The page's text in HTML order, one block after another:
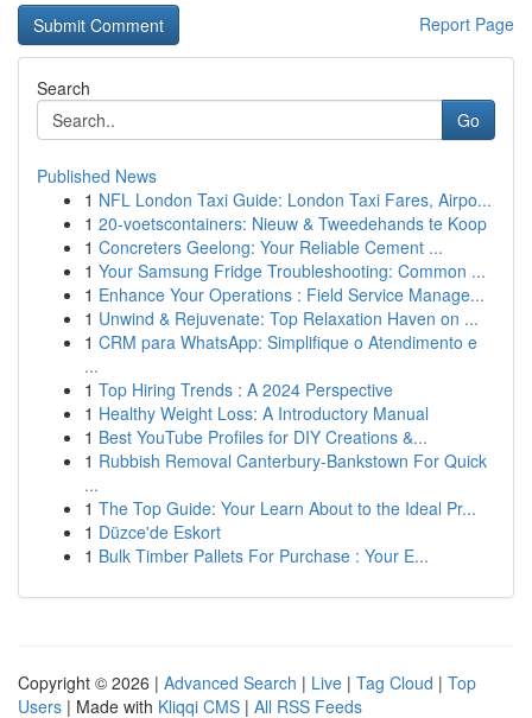
Report Page
Search
Go
Published News
1 NFL London Taxi Guide: London Taxi Fares, Airpo...
1 20-voetscontainers: Nieuw & Tweedehands te Koop
1 Concreters Geelong: Your Reliable Cement ...
1 Your Samsung Fridge Troubleshooting: Common ...
1 Enhance Your Operations : Field Service Manage...
1 Unwind & Rejuvenate: Top Relaxation Haven on ...
1 CRM para WhatsApp: Simplifique o Atendimento e
...
1 Top Hiring Trends : A 2024 Perspective
1 Healthy Weight Loss: A Introductory Manual
1 Best YouTube Profiles for DIY Creations &...
1 Rubbish Removal Canterbury-Bankstown For Quick
...
1 The Top Guide: Your Learn About to the Ideal Pr...
1 Düzce'de Eskort
1 Bulk Timber Pallets For Purchase : Your E...
Copyright © 2026 | Advanced Search | Live | Tag Cloud | Top
Users | Made with Kliqqi CMS | All RSS Feeds